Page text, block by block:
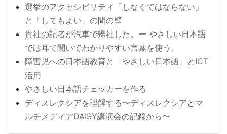
選挙のアクセシビリティ「しなくてはならない」
と「してもよい」の間の壁
貴社の記者が汽車で帰社した。ー やさしい日本語
では耳で聞いてわかりやすい言葉を使う。
障害児への日本語教育と「やさしい日本語」とICT
活用
やさしい日本語チェッカーを作る
ディスレクシアを理解する〜ディスレクシアとマ
ルチメディアDAISY講演会の記録から〜